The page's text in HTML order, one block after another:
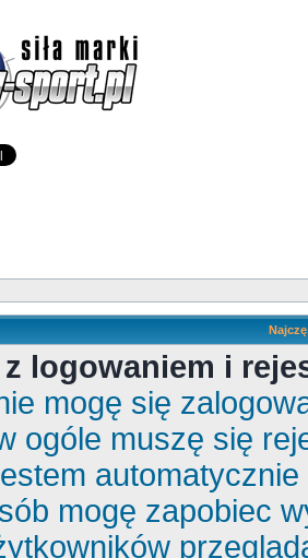
logowaniem i
mogę się
ogóle muszę się
mogę zapobiec